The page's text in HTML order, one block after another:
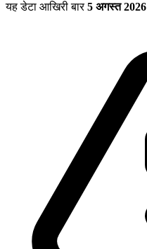
यह डेटा आखिरी बार5 अगस्त 2026